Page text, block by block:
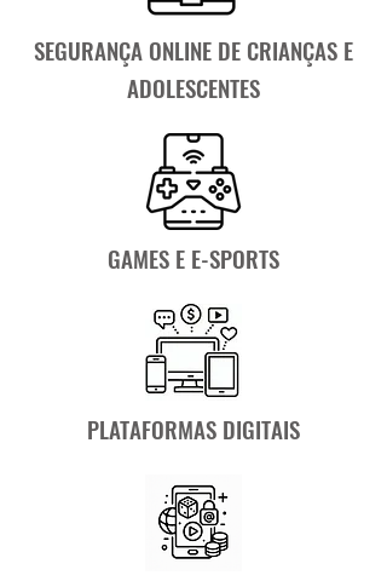
SEGURANÇA ONLINE DE CRIANÇAS E
ADOLESCENTES
GAMES E E-SPORTS
PLATAFORMAS DIGITAIS